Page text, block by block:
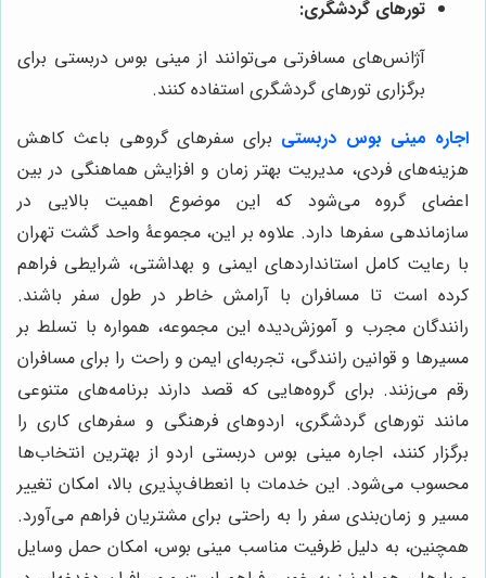
تورهای گردشگری:
آژانس‌های مسافرتی می‌توانند از مینی بوس دربستی برای
برگزاری تورهای گردشگری استفاده کنند.
اجاره مینی بوس دربستی برای سفرهای گروهی باعث کاهش
هزینه‌های فردی، مدیریت بهتر زمان و افزایش هماهنگی در بین
اعضای گروه می‌شود که این موضوع اهمیت بالایی در
سازماندهی سفرها دارد. علاوه بر این، مجموعۀ واحد گشت تهران
با رعایت کامل استانداردهای ایمنی و بهداشتی، شرایطی فراهم
کرده است تا مسافران با آرامش خاطر در طول سفر باشند.
رانندگان مجرب و آموزش‌دیده این مجموعه، همواره با تسلط بر
مسیرها و قوانین رانندگی، تجربه‌ای ایمن و راحت را برای مسافران
رقم می‌زنند. برای گروه‌هایی که قصد دارند برنامه‌های متنوعی
مانند تورهای گردشگری، اردوهای فرهنگی و سفرهای کاری را
برگزار کنند، اجاره مینی بوس دربستی اردو از بهترین انتخاب‌ها
محسوب می‌شود. این خدمات با انعطاف‌پذیری بالا، امکان تغییر
مسیر و زمان‌بندی سفر را به راحتی برای مشتریان فراهم می‌آورد.
همچنین، به دلیل ظرفیت مناسب مینی بوس، امکان حمل وسایل